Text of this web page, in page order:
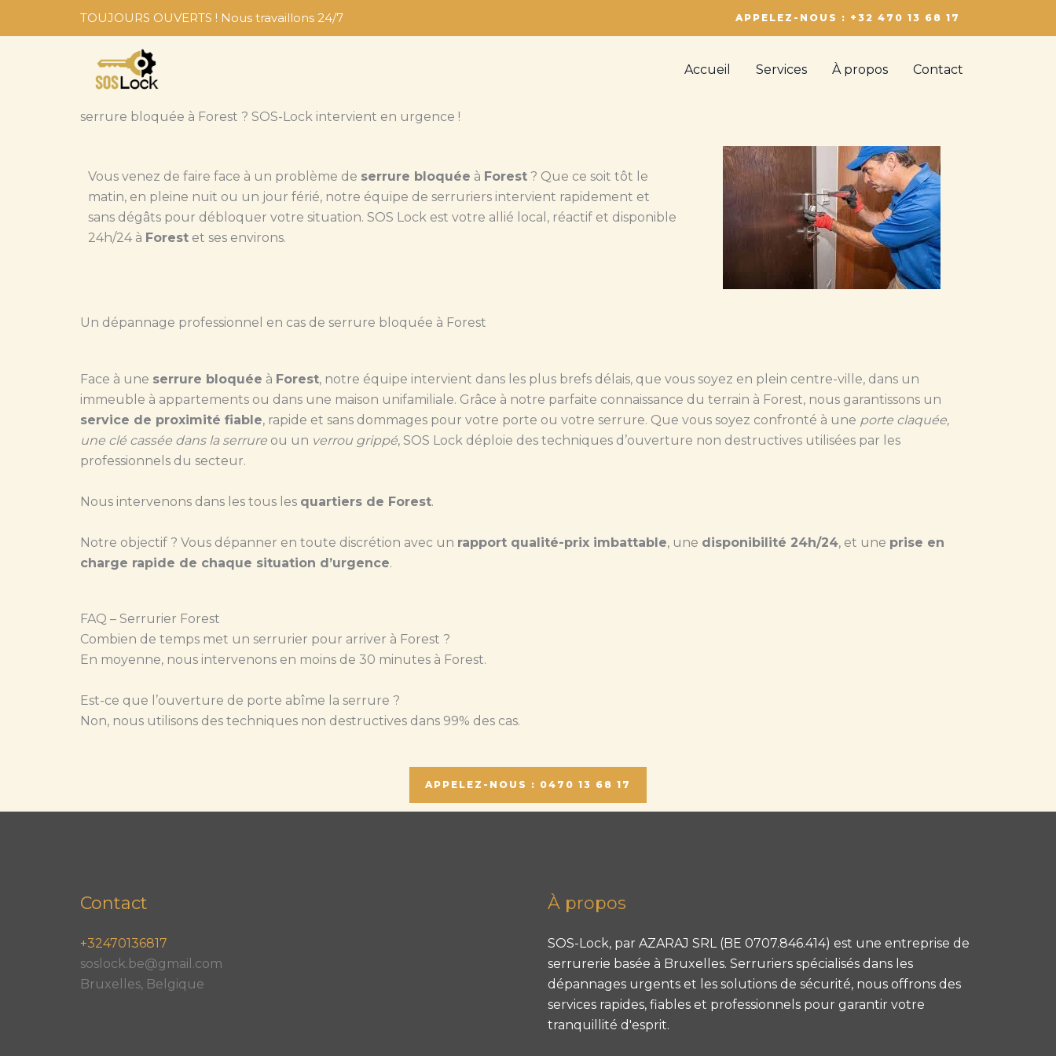
TOUJOURS OUVERTS ! Nous travaillons 24/7 APPELEZ-NOUS : +32 470 13 68 17
Accueil Services À propos Contact
serrure bloquée à Forest ? SOS-Lock intervient en urgence !
Vous venez de faire face à un problème de serrure bloquée à Forest ? Que ce soit tôt le
matin, en pleine nuit ou un jour férié, notre équipe de serruriers intervient rapidement et
sans dégâts pour débloquer votre situation. SOS Lock est votre allié local, réactif et disponible
24h/24 à Forest et ses environs.
Un dépannage professionnel en cas de serrure bloquée à Forest
Face à une serrure bloquée à Forest, notre équipe intervient dans les plus brefs délais, que vous soyez en plein centre-ville, dans un
immeuble à appartements ou dans une maison unifamiliale. Grâce à notre parfaite connaissance du terrain à Forest, nous garantissons un
service de proximité fiable, rapide et sans dommages pour votre porte ou votre serrure. Que vous soyez confronté à une porte claquée,
une clé cassée dans la serrure ou un verrou grippé, SOS Lock déploie des techniques d’ouverture non destructives utilisées par les
professionnels du secteur.
Nous intervenons dans les tous les quartiers de Forest.
Notre objectif ? Vous dépanner en toute discrétion avec un rapport qualité-prix imbattable, une disponibilité 24h/24, et une prise en
charge rapide de chaque situation d’urgence.
FAQ – Serrurier Forest
Combien de temps met un serrurier pour arriver à Forest ?
En moyenne, nous intervenons en moins de 30 minutes à Forest.
Est-ce que l’ouverture de porte abîme la serrure ?
Non, nous utilisons des techniques non destructives dans 99% des cas.
APPELEZ-NOUS : 0470 13 68 17
Contact
+32470136817
soslock.be@gmail.com
Bruxelles, Belgique
À propos
SOS-Lock, par AZARAJ SRL (BE 0707.846.414) est une entreprise de
serrurerie basée à Bruxelles. Serruriers spécialisés dans les
dépannages urgents et les solutions de sécurité, nous offrons des
services rapides, fiables et professionnels pour garantir votre
tranquillité d'esprit.